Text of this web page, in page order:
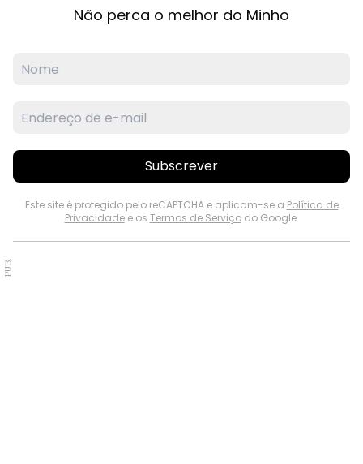
Não perca o melhor do Minho
Subscrever
Este site é protegido pelo reCAPTCHA e aplicam-se a Política de
Privacidadee os Termos de Serviçodo Google.
PUB.